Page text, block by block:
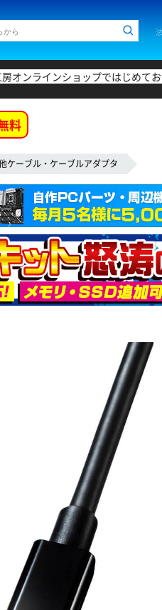
オンラインショップではじめて
料
ケーブル・ケーブルアダプタ